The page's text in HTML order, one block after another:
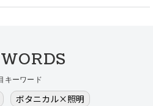
キーワード
ボタニカル×照明